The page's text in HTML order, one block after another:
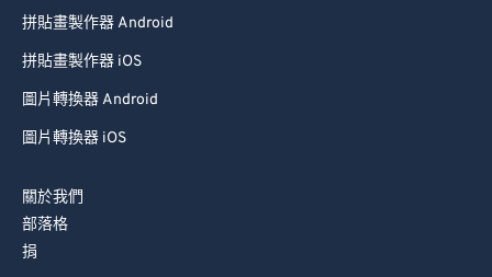
拼貼畫製作器 Android
拼貼畫製作器 iOS
圖片轉換器 Android
圖片轉換器 iOS
關於我們
部落格
捐